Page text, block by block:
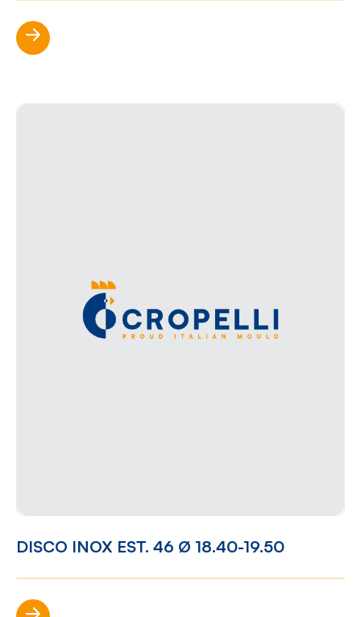
Scopri di più
DISCO INOX EST. 46 Ø 18.40-19.50
Scopri di più